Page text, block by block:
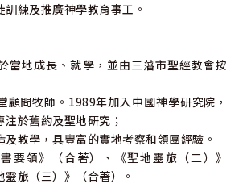
訓練及推廣神學教育事工。
當地成長、就學，並由三藩市聖經教會按
顧問牧師。1989年加入中國神學研究院，
於舊約及聖地研究；
及教學，具豐富的實地考察和領團經驗。
要領》（合著）、《聖地靈旅（二）》
靈旅（三）》（合著）。